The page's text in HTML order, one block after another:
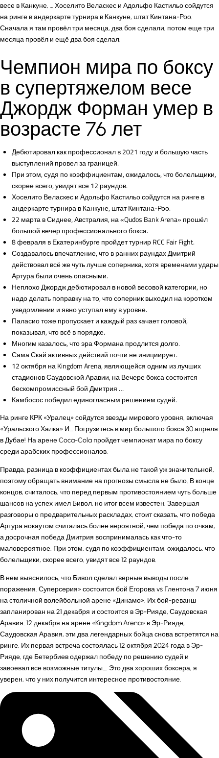
весе в Канкуне, … Хоселито Веласкес и Адольфо Кастильо сойдутся
на ринге в андеркарте турнира в Канкуне, штат Кинтана-Роо.
Сначала я там провёл три месяца, два боя сделали, потом еще три
месяца провёл и ещё два боя сделал.
Чемпион мира по боксу
в супертяжелом весе
Джордж Форман умер в
возрасте 76 лет
Дебютировал как профессионал в 2021 году и большую часть
выступлений провел за границей.
При этом, судя по коэффициентам, ожидалось, что болельщики,
скорее всего, увидят все 12 раундов.
Хоселито Веласкес и Адольфо Кастильо сойдутся на ринге в
андеркарте турнира в Канкуне, штат Кинтана-Роо.
22 марта в Сиднее, Австралия, на «Qudos Bank Arena» прошёл
большой вечер профессионального бокса.
8 февраля в Екатеринбурге пройдет турнир RCC Fair Fight.
Создавалось впечатление, что в ранних раундах Дмитрий
действовал всё же чуть лучше соперника, хотя временами удары
Артура были очень опасными.
Неплохо Джордж дебютировал в новой весовой категории, но
надо делать поправку на то, что соперник выходил на коротком
уведомлении и явно уступал ему в уровне.
Паласио тоже пропускает и каждый раз качает головой,
показывая, что всё в порядке.
Многим казалось, что эра Формана продлится долго.
Сама Скай активных действий почти не инициирует.
12 октября на Kingdom Arena, являющейся одним из лучших
стадионов Саудовской Аравии, на Вечере бокса состоится
бескомпромиссный бой Дмитрия …
Камбосос победил единогласным решением судей.
На ринге КРК «Уралец» сойдутся звезды мирового уровня, включая
«Уральского Халка» И… Погрузитесь в мир большого бокса 30 апреля
в Дубае! На арене Coca-Cola пройдет чемпионат мира по боксу
среди арабских профессионалов.
Правда, разница в коэффициентах была не такой уж значительной,
поэтому обращать внимание на прогнозы смысла не было. В конце
концов, считалось, что перед первым противостоянием чуть больше
шансов на успех имел Бивол, но итог всем известен. Завершая
разговоры о предварительных раскладах, стоит сказать, что победа
Артура нокаутом считалась более вероятной, чем победа по очкам,
а досрочная победа Дмитрия воспринималась как что-то
маловероятное. При этом, судя по коэффициентам, ожидалось, что
болельщики, скорее всего, увидят все 12 раундов.
В нем выяснилось, что Бивол сделал верные выводы после
поражения. Суперсерия» состоится бой Егорова vs Глентона 7 июня
на столичной волейбольной арене «Динамо». Их бой-реванш
запланирован на 21 декабря и состоится в Эр-Рияде, Саудовская
Аравия. 12 декабря на арене «Kingdom Arena» в Эр-Рияде,
Саудовская Аравия, эти два легендарных бойца снова встретятся на
ринге. Их первая встреча состоялась 12 октября 2024 года в Эр-
Рияде, где Бетербиев одержал победу по решению судей и
завоевал все возможные титулы…. Это два хороших боксера, я
уверен, что у них получится интересное противостояние.
Tags: